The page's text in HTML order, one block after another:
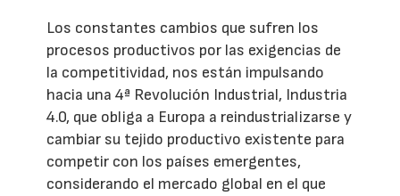
Los constantes cambios que sufren los
procesos productivos por las exigencias de
la competitividad, nos están impulsando
hacia una 4ª Revolución Industrial, Industria
4.0, que obliga a Europa a reindustrializarse y
cambiar su tejido productivo existente para
competir con los países emergentes,
considerando el mercado global en el que